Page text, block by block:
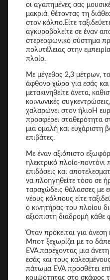
οι αγαπημένες σας
μακριά, θέτοντας τη
στον κόλπο.Είτε
αγκυροβολείτε σε έναν
στερεοφωνικό σύστημα
πολυτέλειας στην
πλοίο.
Με μέγεθος 2,3 μέτρων,
άφθονο χώρο για εσάς
μετακινηθείτε άνετα,
κοινωνικές
χαλαρώνει στον ήλιοΗ
προσφέρει σταθερότητα
μια ομαλή και ευχάριστη
επιβάτες.
Με έναν αξιόπιστο
ηλεκτρικό πλοίο-ποντόνι
επιδόσεις και
να πλοηγηθείτε τόσο σε
ταραχώδεις θάλασσες με
νέους κόλπους είτε
ο κινητήρας του πλοίου
αξιόπιστη διαδρομή κάθε
Όταν πρόκειται για
Μποτ ξεχωρίζει με το
EVA.παρέχοντας μια
εσάς και τους
πάτωμα EVA προσθέτει
κομψότητας στο σκάφος